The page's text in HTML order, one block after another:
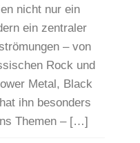
nicht nur ein
ein zentraler
– von
Rock und
Metal, Black
ihn besonders
Themen – […]